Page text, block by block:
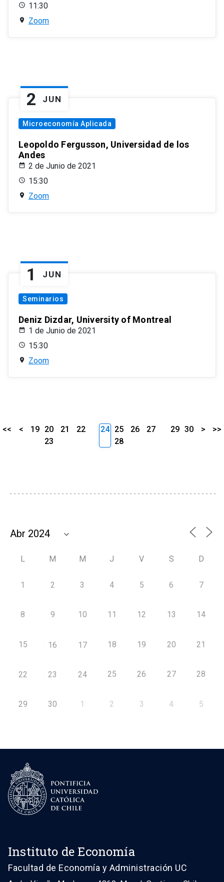
11:30
Zoom
2 JUN
Microeconomía Aplicada
Leopoldo Fergusson, Universidad de los
Andes
2 de Junio de 2021
15:30
Zoom
1 JUN
Seminarios
Deniz Dizdar, University of Montreal
1 de Junio de 2021
15:30
Zoom
<< < 19 20 21
22
23
24 25 26
27
28
29 30 > >>
L M M J V S D
1 2 3 4 5 6 7
8 9 10 11 12 13 14
15 16 17 18 19 20 21
22 23 24 25 26 27 28
29 30 1 2 3 4 5
Instituto de Economía
Facultad de Economía y Administración UC